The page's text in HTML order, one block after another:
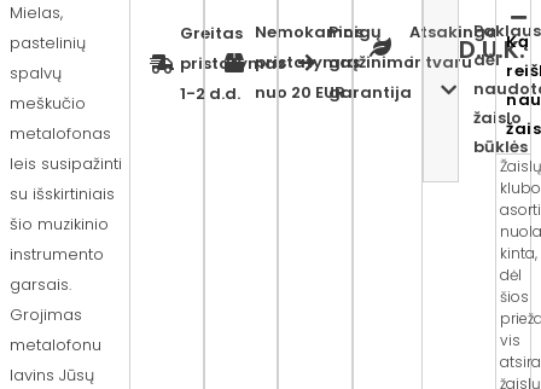
Mielas,
pastelinių
spalvų
meškučio
metalofonas
leis susipažinti
su išskirtiniais
šio muzikinio
instrumento
garsais.
Grojimas
metalofonu
lavins Jūsų
Greitas
pristatymas
1-2 d.d.
Nemokamas
pristatymas
nuo 20 EUR
Pinigų
grąžinimo
garantija
Atsakinga
ir tvarudėl
žaislo
būklės
D.U.K.
Ką
Žaislų
klubo
kinta,
dėl
šios
vis